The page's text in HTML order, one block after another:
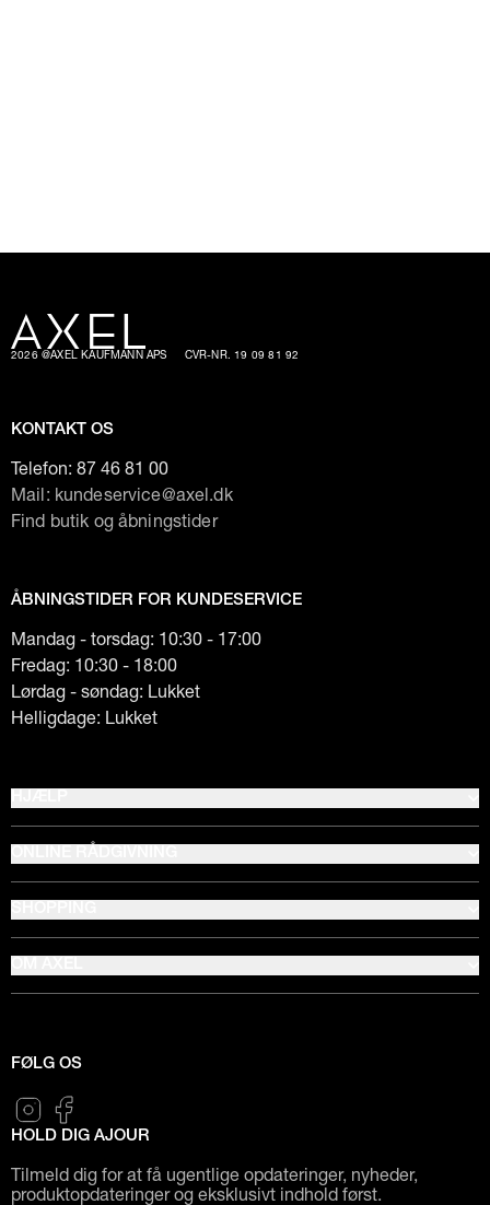
2026 @AXEL KAUFMANN APS CVR-NR. 19 09 81 92
KONTAKT OS
Telefon: 87 46 81 00
Mail: kundeservice@axel.dk
Find butik og åbningstider
ÅBNINGSTIDER FOR KUNDESERVICE
Mandag - torsdag: 10:30 - 17:00
Fredag: 10:30 - 18:00
Lørdag - søndag: Lukket
Helligdage: Lukket
FØLG OS
HOLD DIG AJOUR
Tilmeld dig for at få ugentlige opdateringer, nyheder,
produktopdateringer og eksklusivt indhold først.